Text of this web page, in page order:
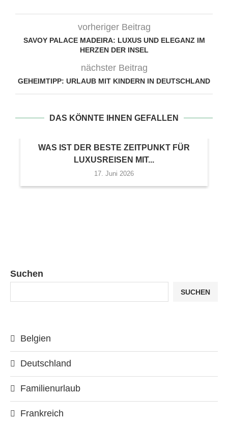
vorheriger Beitrag
SAVOY PALACE MADEIRA: LUXUS UND ELEGANZ IM
HERZEN DER INSEL
nächster Beitrag
GEHEIMTIPP: URLAUB MIT KINDERN IN DEUTSCHLAND
DAS KÖNNTE IHNEN GEFALLEN
WAS IST DER BESTE ZEITPUNKT FÜR
LUXUSREISEN MIT...
17. Juni 2026
Suchen
SUCHEN
Belgien
Deutschland
Familienurlaub
Frankreich